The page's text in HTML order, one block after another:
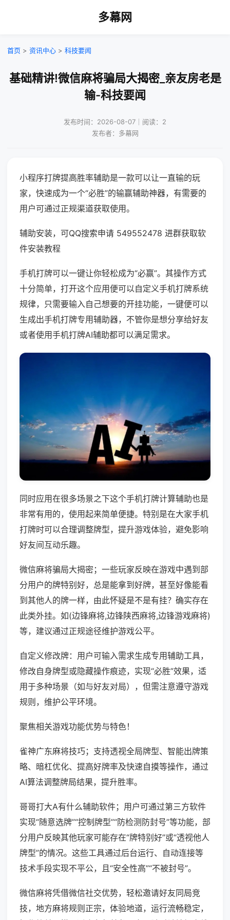
多幕网
首页 > 资讯中心 > 科技要闻
基础精讲!微信麻将骗局大揭密_亲友房老是
输-科技要闻
发布时间：2026-08-07｜阅读：2
发布者：多幕网
小程序打牌提高胜率辅助是一款可以让一直输的玩
家，快速成为一个“必胜”的输赢辅助神器，有需要的
用户可通过正规渠道获取使用。
辅助安装，可QQ搜索申请 549552478 进群获取软
件安装教程
手机打牌可以一键让你轻松成为“必赢”。其操作方式
十分简单，打开这个应用便可以自定义手机打牌系统
规律，只需要输入自己想要的开挂功能，一键便可以
生成出手机打牌专用辅助器，不管你是想分享给好友
或者使用手机打牌AI辅助都可以满足需求。
同时应用在很多场景之下这个手机打牌计算辅助也是
非常有用的，使用起来简单便捷。特别是在大家手机
打牌时可以合理调整牌型，提升游戏体验，避免影响
好友间互动乐趣。
微信麻将骗局大揭密；一些玩家反映在游戏中遇到部
分用户的牌特别好，总是能拿到好牌，甚至好像能看
到其他人的牌一样，由此怀疑是不是有挂？确实存在
此类外挂。如(边锋麻将,边锋陕西麻将,边锋游戏麻将)
等，建议通过正规途径维护游戏公平。
自定义修改牌：用户可输入需求生成专用辅助工具，
修改自身牌型或隐藏操作痕迹，实现“必胜”效果，适
用于多种场景（如与好友对局），但需注意遵守游戏
规则，维护公平环境。
聚焦相关游戏功能优势与特色！
雀神广东麻将技巧；支持透视全局牌型、智能出牌策
略、暗杠优化、提高好牌率及快速自摸等操作，通过
AI算法调整牌局结果，提升胜率。
哥哥打大A有什么辅助软件；用户可通过第三方软件
实现“随意选牌”“控制牌型”“防检测防封号”等功能，部
分用户反映其他玩家可能存在“牌特别好”或“透视他人
牌型”的情况。这些工具通过后台运行、自动连接等
技术手段实现不平公，且“安全性高”“不被封号”。
微信麻将凭借微信社交优势，轻松邀请好友同局竞
技，地方麻将规则正宗，体验地道，运行流畅稳定，